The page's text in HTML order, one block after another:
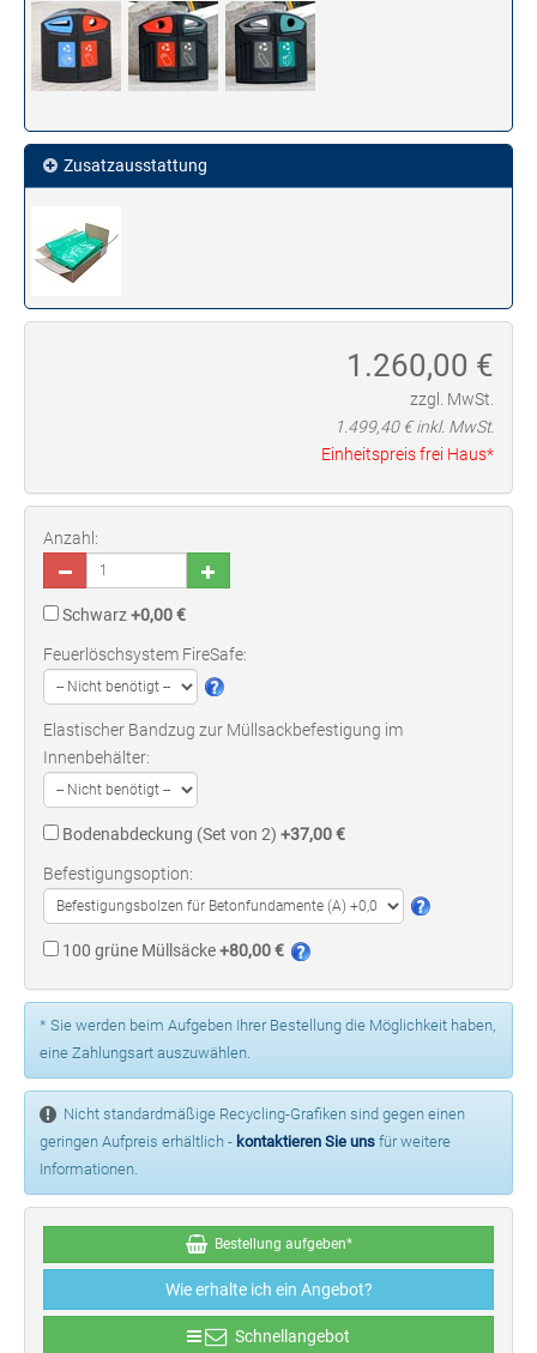
Zusatzausstattung
1.260,00 €
zzgl. MwSt.
1.499,40€ inkl. MwSt.
Einheitspreis frei Haus*
Bestellung aufgeben*
Wie erhalte ich ein Angebot?
Schnellangebot
* Sie werden beim Aufgeben Ihrer Bestellung die Möglichkeit haben,
eine Zahlungsart auszuwählen.
Nicht standardmäßige Recycling-Grafiken sind gegen einen
geringen Aufpreis erhältlich - kontaktieren Sie uns für weitere
Informationen.
Anzahl:
Schwarz+0,00 €
Feuerlöschsystem FireSafe:
Elastischer Bandzug zur Müllsackbefestigung im
Innenbehälter:
Bodenabdeckung (Set von 2) +37,00 €
Befestigungsoption:
100 grüne Müllsäcke+80,00 €